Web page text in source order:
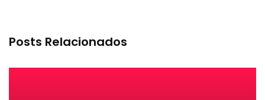
Posts Relacionados